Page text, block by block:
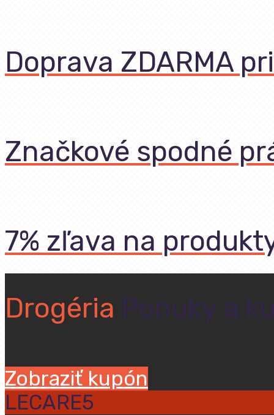
Doprava ZDARMA
Značkové spodné
7% zľava na
Drogéria Ponuky a
Zobraziť kupón
LECARE5